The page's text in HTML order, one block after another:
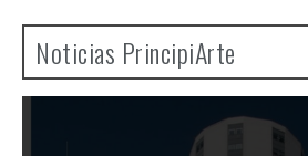
Noticias PrincipiArte